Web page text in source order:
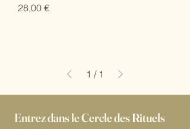
Prix
28,00 €
1 / 1
Entrez dans le Cercle des Rituels